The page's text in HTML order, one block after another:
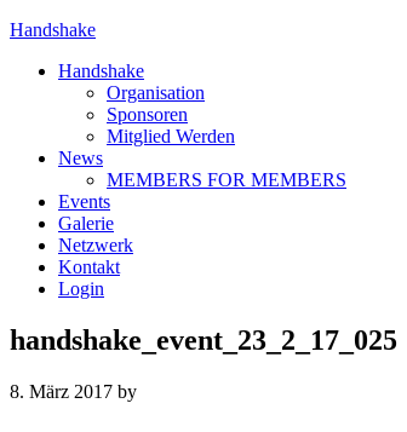
Handshake
Handshake
Organisation
Sponsoren
Mitglied Werden
News
MEMBERS FOR MEMBERS
Events
Galerie
Netzwerk
Kontakt
Login
handshake_event_23_2_17_025
8. März 2017 by